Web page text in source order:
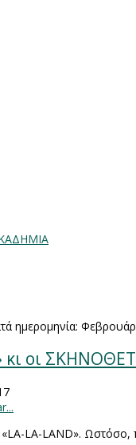
ημερομηνία:
κι οι
LA-LA-LAND». Ωστόσο,